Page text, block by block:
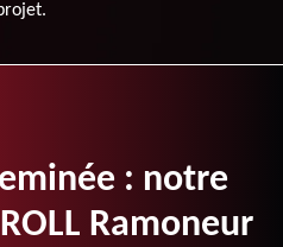
: notre
Ramoneur